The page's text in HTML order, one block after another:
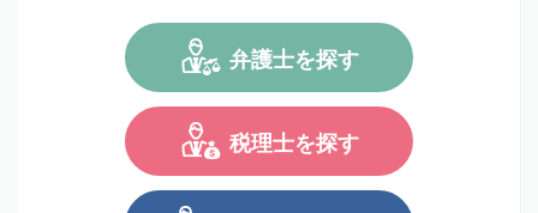
弁護士を探す
税理士を探す